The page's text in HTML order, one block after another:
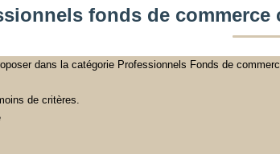
fonds de
dans la catégorie Professionnels Fonds de
de critères.